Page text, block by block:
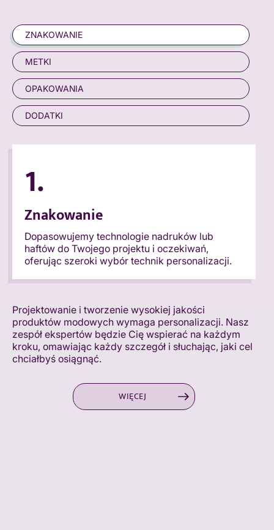
ZNAKOWANIE
METKI
OPAKOWANIA
DODATKI
Projektowanie i tworzenie wysokiej jakości
produktów modowych wymaga personalizacji. Nasz
zespół ekspertów będzie Cię wspierać na każdym
kroku, omawiając każdy szczegół i słuchając, jaki cel
chciałbyś osiągnąć.
WIĘCEJ
1.
Znakowanie
Dopasowujemy technologie nadruków lub
haftów do Twojego projektu i oczekiwań,
oferując szeroki wybór technik personalizacji.